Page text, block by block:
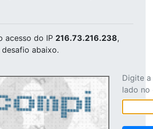
acesso do IP 216.73.216.238,
abaixo.
Digite
lado no